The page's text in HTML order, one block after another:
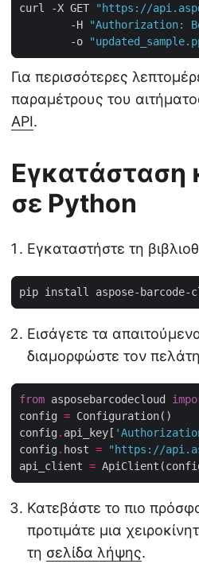
curl -X GET
"https://
        -H
"Authorization:
        -o
Για περισσότερες
παραμέτρους του
API.
Εγκατάσταση
σε Python
Εγκαταστήστε τη
Εισάγετε τα
διαμορφώστε τον
from asposebarcodecloud
config =
config . api_key[
config . host =
"https://
api_client =
Κατεβάστε το πιο
προτιμάτε μια
τη σελίδα λήψης.